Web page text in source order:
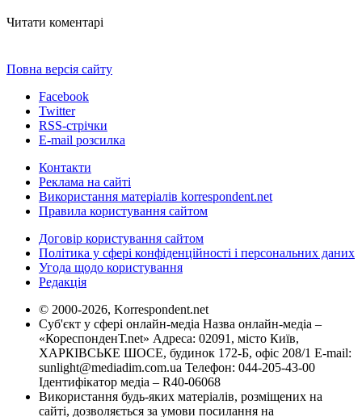
Читати коментарі
Повна версія сайту
Facebook
Twitter
RSS-стрічки
E-mail розсилка
Контакти
Реклама на сайті
Використання матеріалів korrespondent.net
Правила користування сайтом
Договір користування сайтом
Політика у сфері конфіденційності і персональних даних
Угода щодо користування
Редакція
© 2000-2026, Korrespondent.net
Суб'єкт у сфері онлайн-медіа Назва онлайн-медіа –
«КореспонденТ.net» Адреса: 02091, місто Київ,
ХАРКІВСЬКЕ ШОСЕ, будинок 172-Б, офіс 208/1 E-mail:
sunlight@mediadim.com.ua Телефон: 044-205-43-00
Ідентифікатор медіа – R40-06068
Використання будь-яких матеріалів, розміщених на
сайті, дозволяється за умови посилання на